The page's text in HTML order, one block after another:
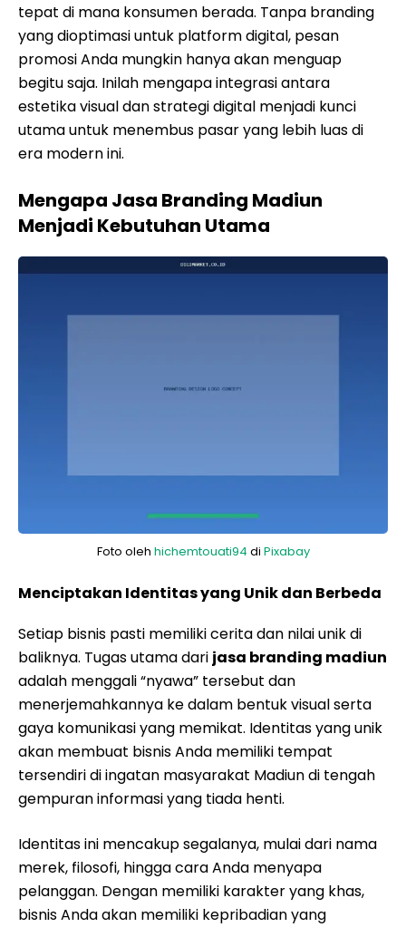
tepat di mana konsumen berada. Tanpa branding
yang dioptimasi untuk platform digital, pesan
promosi Anda mungkin hanya akan menguap
begitu saja. Inilah mengapa integrasi antara
estetika visual dan strategi digital menjadi kunci
utama untuk menembus pasar yang lebih luas di
era modern ini.
Mengapa Jasa Branding Madiun
Menjadi Kebutuhan Utama
Foto oleh hichemtouati94 di Pixabay
Menciptakan Identitas yang Unik dan Berbeda
Setiap bisnis pasti memiliki cerita dan nilai unik di
baliknya. Tugas utama dari jasa branding madiun
adalah menggali “nyawa” tersebut dan
menerjemahkannya ke dalam bentuk visual serta
gaya komunikasi yang memikat. Identitas yang unik
akan membuat bisnis Anda memiliki tempat
tersendiri di ingatan masyarakat Madiun di tengah
gempuran informasi yang tiada henti.
Identitas ini mencakup segalanya, mulai dari nama
merek, filosofi, hingga cara Anda menyapa
pelanggan. Dengan memiliki karakter yang khas,
bisnis Anda akan memiliki kepribadian yang